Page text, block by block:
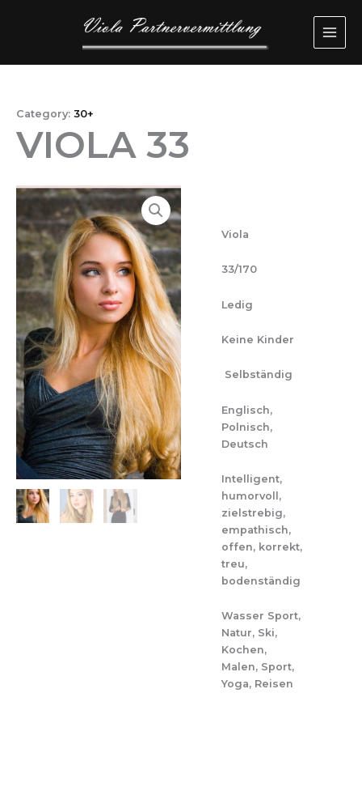
Category: 30+
VIOLA 33
Viola
33/170
Ledig
Keine Kinder
Selbständig
Englisch,
Polnisch,
Deutsch
Intelligent,
humorvoll,
zielstrebig,
empathisch,
offen, korrekt,
treu,
bodenständig
Wasser Sport,
Natur, Ski,
Kochen,
Malen, Sport,
Yoga, Reisen